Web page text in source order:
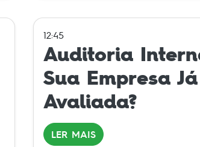
12:45
Auditoria
Sua Empresa
Avaliada?
LER MAIS